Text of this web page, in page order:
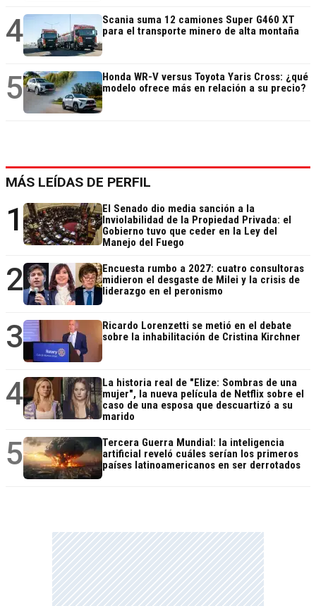
4
Scania suma 12 camiones Super G460 XT
para el transporte minero de alta montaña
5
Honda WR-V versus Toyota Yaris Cross: ¿qué
modelo ofrece más en relación a su precio?
MÁS LEÍDAS DE PERFIL
1
El Senado dio media sanción a la
Inviolabilidad de la Propiedad Privada: el
Gobierno tuvo que ceder en la Ley del
Manejo del Fuego
2
Encuesta rumbo a 2027: cuatro consultoras
midieron el desgaste de Milei y la crisis de
liderazgo en el peronismo
3
Ricardo Lorenzetti se metió en el debate
sobre la inhabilitación de Cristina Kirchner
4
La historia real de "Elize: Sombras de una
mujer", la nueva película de Netflix sobre el
caso de una esposa que descuartizó a su
marido
5
Tercera Guerra Mundial: la inteligencia
artificial reveló cuáles serían los primeros
países latinoamericanos en ser derrotados